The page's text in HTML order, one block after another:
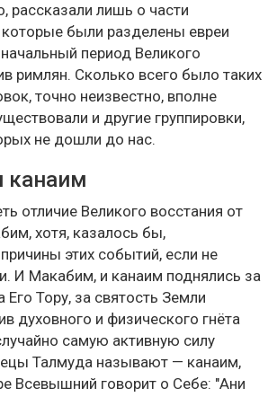
рассказали лишь о части
которые были разделены евреи
период Великого
римлян. Сколько всего было таких
точно неизвестно, вполне
и другие группировки,
не дошли до нас.
канаим
отличие Великого восстания от
хотя, казалось бы,
этих событий, если не
И Макабим, и канаим поднялись за
Его Тору, за святость Земли
духовного и физического гнёта
самую активную силу
Талмуда называют — канаим,
Всевышний говорит о Себе: "Ани